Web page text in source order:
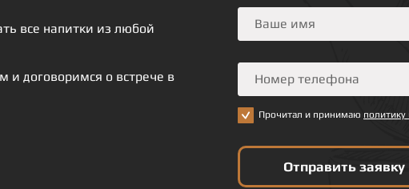
все напитки из любой
и договоримся о встрече в
Прочитал и принимаю
Отправить заявку